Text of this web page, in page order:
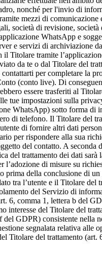
nonché per l'invio di
mezzi di comunicazione
società di revisione, società
WhatsApp e
e servizi di archiviazione
il Titolare tramite
da te o dal Titolare del
contattarti per completare la
(conto live). Di
essere trasferiti al
tue impostazioni sulla
WhatsApp) sotto forma di
di telefono. Il Titolare del
di fornire altri dati
per rispondere alla sua
del contatto. A seconda
del trattamento dei dati sarà
l’adozione di misure su
prima della conclusione di
tra l’utente e il Titolare del
del Servizio di
6, comma 1, lettera b del
interesse del Titolare del
del GDPR) consistente nella
segnalata relativa alle
Titolare del trattamento (art.